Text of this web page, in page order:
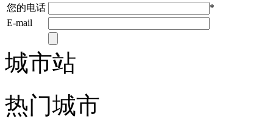
您的电话
*
E-mail
城市站
热门城市